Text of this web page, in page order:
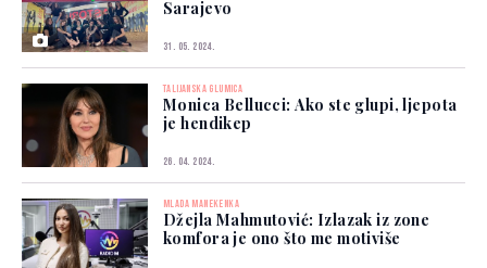
Sarajevo
31. 05. 2024.
TALIJANSKA GLUMICA
Monica Bellucci: Ako ste glupi, ljepota
je hendikep
26. 04. 2024.
MLADA MANEKENKA
Džejla Mahmutović: Izlazak iz zone
komfora je ono što me motiviše